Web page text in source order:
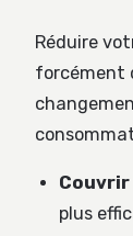
Réduire
forcément
Couvrir
plus